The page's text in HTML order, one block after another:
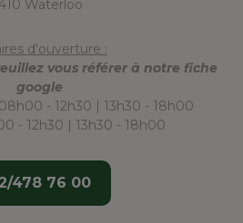
Waterloo
d'ouverture :
vous référer à notre fiche
google
- 12h30 | 13h30 - 18h00
- 12h30 | 13h30 - 18h00
478 76 00